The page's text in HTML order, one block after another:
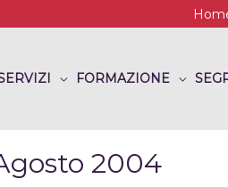
FORMAZIONE
2004